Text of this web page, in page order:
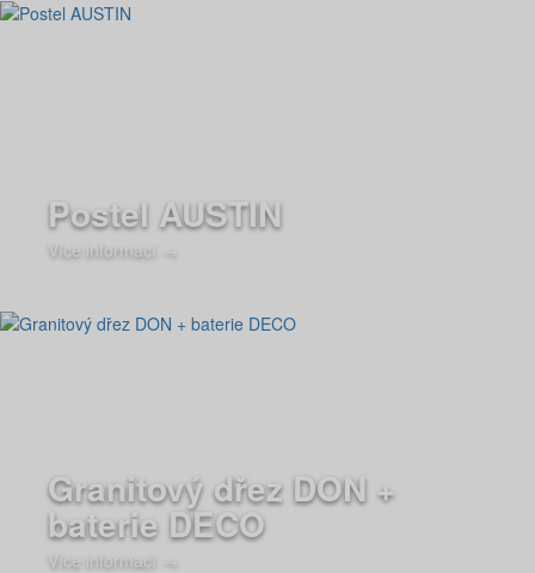
Postel AUSTIN
Více informací →
Granitový dřez DON +
baterie DECO
Více informací →